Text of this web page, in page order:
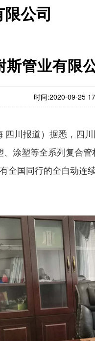
公司
斯管业有
时间:2020-09-25
川报道）据悉，四
、涂塑等全系列复合
全国同行的全自动连